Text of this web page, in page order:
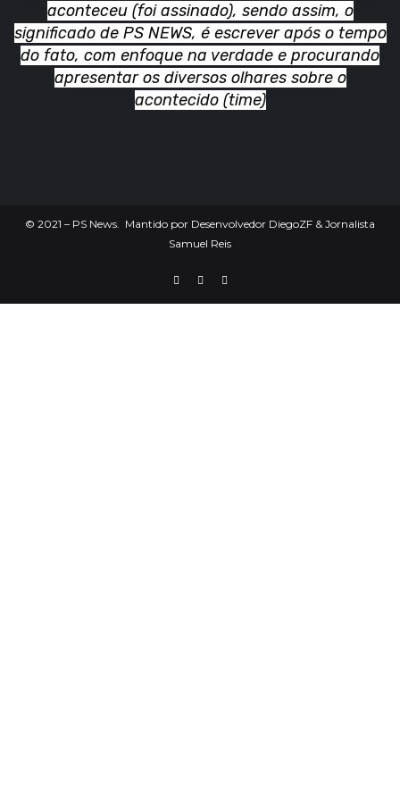
aconteceu (foi assinado), sendo assim, o
significado de PS NEWS, é escrever após o tempo
do fato, com enfoque na verdade e procurando
apresentar os diversos olhares sobre o
acontecido (time)
© 2021 – PS News. Mantido por Desenvolvedor DiegoZF & Jornalista
Samuel Reis